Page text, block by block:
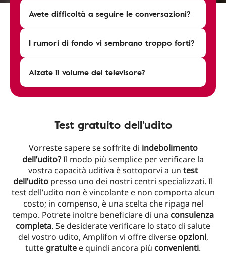
Avete difficoltà a seguire le conversazioni?
I rumori di fondo vi sembrano troppo forti?
Alzate il volume del televisore?
Test gratuito dell’udito
Vorreste sapere se soffrite di indebolimento
dell’udito?Il modo più semplice per verificare la
vostra capacità uditiva è sottoporvi a un test
dell’udito presso uno dei nostri centri specializzati. Il
test dell’udito non è vincolante e non comporta alcun
costo; in compenso, è una scelta che ripaga nel
tempo. Potrete inoltre beneficiare di una consulenza
completa. Se desiderate verificare lo stato di salute
del vostro udito, Amplifon vi offre diverse opzioni,
tuttegratuite e quindi ancora più convenienti.